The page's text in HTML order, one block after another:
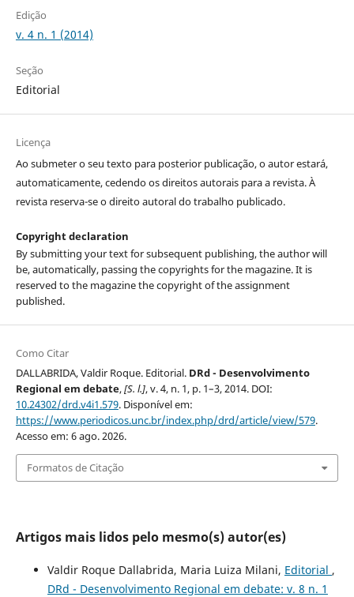
Edição
v. 4 n. 1 (2014)
Seção
Editorial
Licença
Ao submeter o seu texto para posterior publicação, o autor estará,
automaticamente, cedendo os direitos autorais para a revista. À
revista reserva-se o direito autoral do trabalho publicado.
Copyright declaration
By submitting your text for subsequent publishing, the author will
be, automatically, passing the copyrights for the magazine. It is
reserved to the magazine the copyright of the assignment
published.
Como Citar
DALLABRIDA, Valdir Roque. Editorial. DRd - Desenvolvimento
Regional em debate,[S. l.], v. 4, n. 1, p. 1–3, 2014. DOI:
10.24302/drd.v4i1.579. Disponível em:
https://www.periodicos.unc.br/index.php/drd/article/view/579.
Acesso em: 6 ago. 2026.
Formatos de Citação
Artigos mais lidos pelo mesmo(s) autor(es)
Valdir Roque Dallabrida, Maria Luiza Milani, Editorial ,
DRd - Desenvolvimento Regional em debate: v. 8 n. 1